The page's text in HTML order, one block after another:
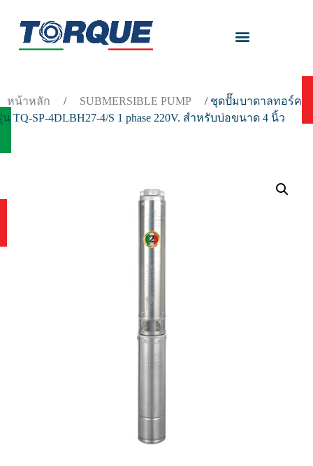
หน้าหลัก / SUBMERSIBLE PUMP
/ ชุดปั๊มบาดาลทอร์ค
น TQ-SP-4DLBH27-4/S 1 phase 220V. สำหรับบ่อขนาด 4 นิ้ว